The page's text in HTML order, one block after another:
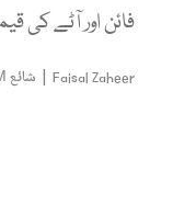
فائن اور آٹے کی
Faisal Zaheer
| شائع